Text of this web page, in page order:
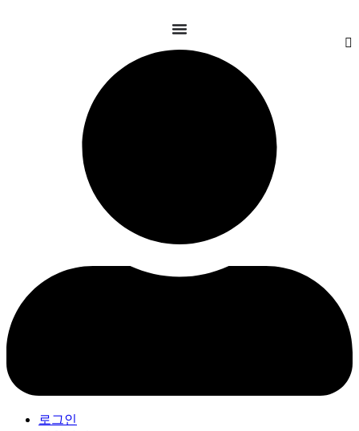
로그인